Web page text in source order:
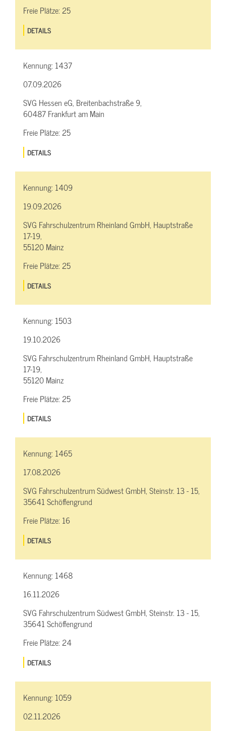
Freie Plätze:25
DETAILS
Kennung: 1437
07.09.2026
SVG Hessen eG, Breitenbachstraße 9,
60487 Frankfurt am Main
Freie Plätze:25
DETAILS
Kennung: 1409
19.09.2026
SVG Fahrschulzentrum Rheinland GmbH, Hauptstraße
17-19,
55120 Mainz
Freie Plätze:25
DETAILS
Kennung: 1503
19.10.2026
SVG Fahrschulzentrum Rheinland GmbH, Hauptstraße
17-19,
55120 Mainz
Freie Plätze:25
DETAILS
Kennung: 1465
17.08.2026
SVG Fahrschulzentrum Südwest GmbH, Steinstr. 13 - 15,
35641 Schöffengrund
Freie Plätze: 16
DETAILS
Kennung: 1468
16.11.2026
SVG Fahrschulzentrum Südwest GmbH, Steinstr. 13 - 15,
35641 Schöffengrund
Freie Plätze:24
DETAILS
Kennung: 1059
02.11.2026